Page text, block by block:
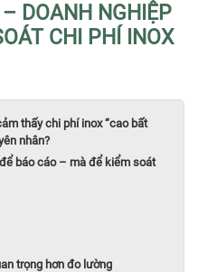
DOANH NGHIỆP
CHI PHÍ INOX
thấy chi phí inox “cao bất
nhân?
báo cáo – mà để kiểm soát
trọng hơn đo lường